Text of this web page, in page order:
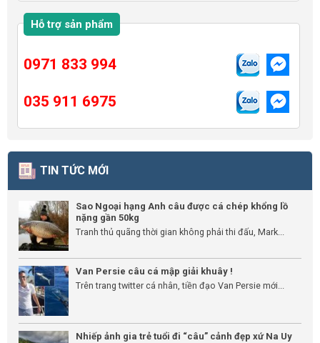
Hỗ trợ sản phẩm
0971 833 994
035 911 6975
TIN TỨC MỚI
Sao Ngoại hạng Anh câu được cá chép khổng lồ
nặng gần 50kg
Tranh thủ quãng thời gian không phải thi đấu, Mark...
Van Persie câu cá mập giải khuây !
Trên trang twitter cá nhân, tiền đạo Van Persie mới...
Nhiếp ảnh gia trẻ tuổi đi “câu” cảnh đẹp xứ Na Uy